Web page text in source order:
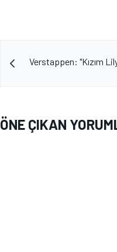
Verstappen: "Kızım
ÖNE ÇIKAN